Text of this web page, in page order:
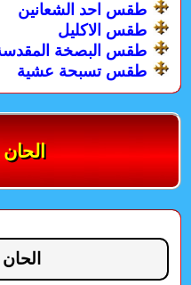
طقس احد الشعانين
طقس الاكليل
طقس البصخة
طقس تسبحة عشية